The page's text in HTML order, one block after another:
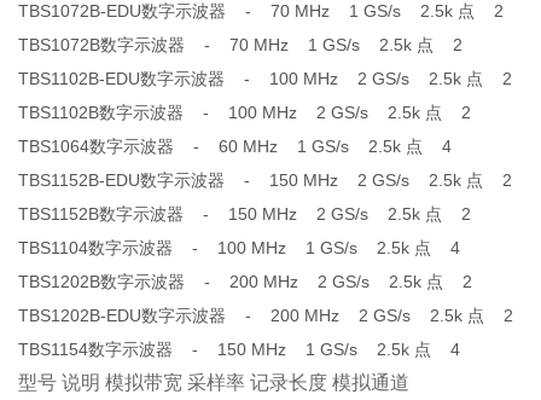
TBS1072B-EDU数字示波器 - 70 MHz 1 GS/s 2.5k 点 2
TBS1072B数字示波器 - 70 MHz 1 GS/s 2.5k 点 2
TBS1102B-EDU数字示波器 - 100 MHz 2 GS/s 2.5k 点 2
TBS1102B数字示波器 - 100 MHz 2 GS/s 2.5k 点 2
TBS1064数字示波器 - 60 MHz 1 GS/s 2.5k 点 4
TBS1152B-EDU数字示波器 - 150 MHz 2 GS/s 2.5k 点 2
TBS1152B数字示波器 - 150 MHz 2 GS/s 2.5k 点 2
TBS1104数字示波器 - 100 MHz 1 GS/s 2.5k 点 4
TBS1202B数字示波器 - 200 MHz 2 GS/s 2.5k 点 2
TBS1202B-EDU数字示波器 - 200 MHz 2 GS/s 2.5k 点 2
TBS1154数字示波器 - 150 MHz 1 GS/s 2.5k 点 4
型号 说明 模拟带宽 采样率 记录长度 模拟通道